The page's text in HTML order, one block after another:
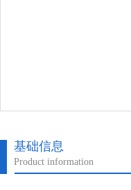
基础信息
Product information